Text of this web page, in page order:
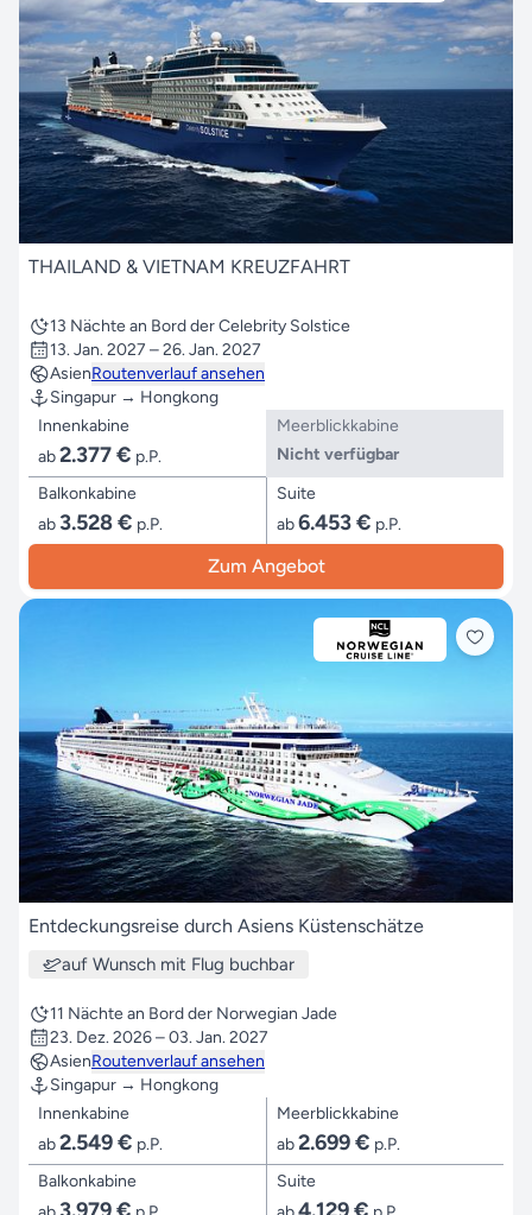
THAILAND & VIETNAM KREUZFAHRT
13 Nächte an Bord der Celebrity Solstice
13. Jan. 2027 – 26. Jan. 2027
AsienRoutenverlauf ansehen
Singapur → Hongkong
Innenkabine
ab2.377 € p.P.
Meerblickkabine
Nicht verfügbar
Balkonkabine
ab 3.528 € p.P.
Suite
ab6.453 € p.P.
Zum Angebot
Entdeckungsreise durch Asiens Küstenschätze
auf Wunsch mit Flug buchbar
11 Nächte an Bord der Norwegian Jade
23. Dez. 2026 – 03. Jan. 2027
AsienRoutenverlauf ansehen
Singapur → Hongkong
Innenkabine
ab2.549 € p.P.
Meerblickkabine
ab2.699 € p.P.
Balkonkabine
3.979 €
Suite
4.129 €